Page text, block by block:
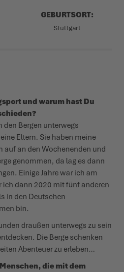
GEBURTSORT:
Stuttgart
und warum hast Du
den Bergen unterwegs
Eltern. Sie haben meine
auf an den Wochenenden und
genommen, da lag es dann
Einige Jahre war ich am
dann 2020 mit fünf anderen
in den Deutschen
bin.
draußen unterwegs zu sein
Die Berge schenken
Abenteuer zu erleben…
die mit dem